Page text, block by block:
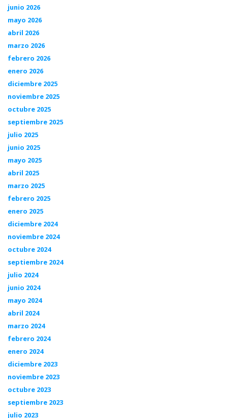
junio 2026
mayo 2026
abril 2026
marzo 2026
febrero 2026
enero 2026
diciembre 2025
noviembre 2025
octubre 2025
septiembre 2025
julio 2025
junio 2025
mayo 2025
abril 2025
marzo 2025
febrero 2025
enero 2025
diciembre 2024
noviembre 2024
octubre 2024
septiembre 2024
julio 2024
junio 2024
mayo 2024
abril 2024
marzo 2024
febrero 2024
enero 2024
diciembre 2023
noviembre 2023
octubre 2023
septiembre 2023
julio 2023